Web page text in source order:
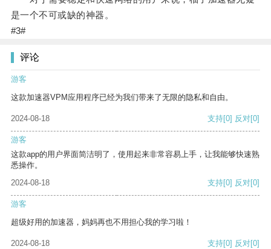
是一个不可或缺的神器。
#3#
评论
游客
这款加速器VPM应用程序已经为我们带来了无限的隐私和自由。
2024-08-18 支持[0] 反对[0]
游客
这款app的用户界面简洁明了，使用起来非常容易上手，让我能够快速熟
悉操作。
2024-08-18
支持[0] 反对[0]
游客
超级好用的加速器，妈妈再也不用担心我的学习啦！
2024-08-18 支持[0] 反对[0]